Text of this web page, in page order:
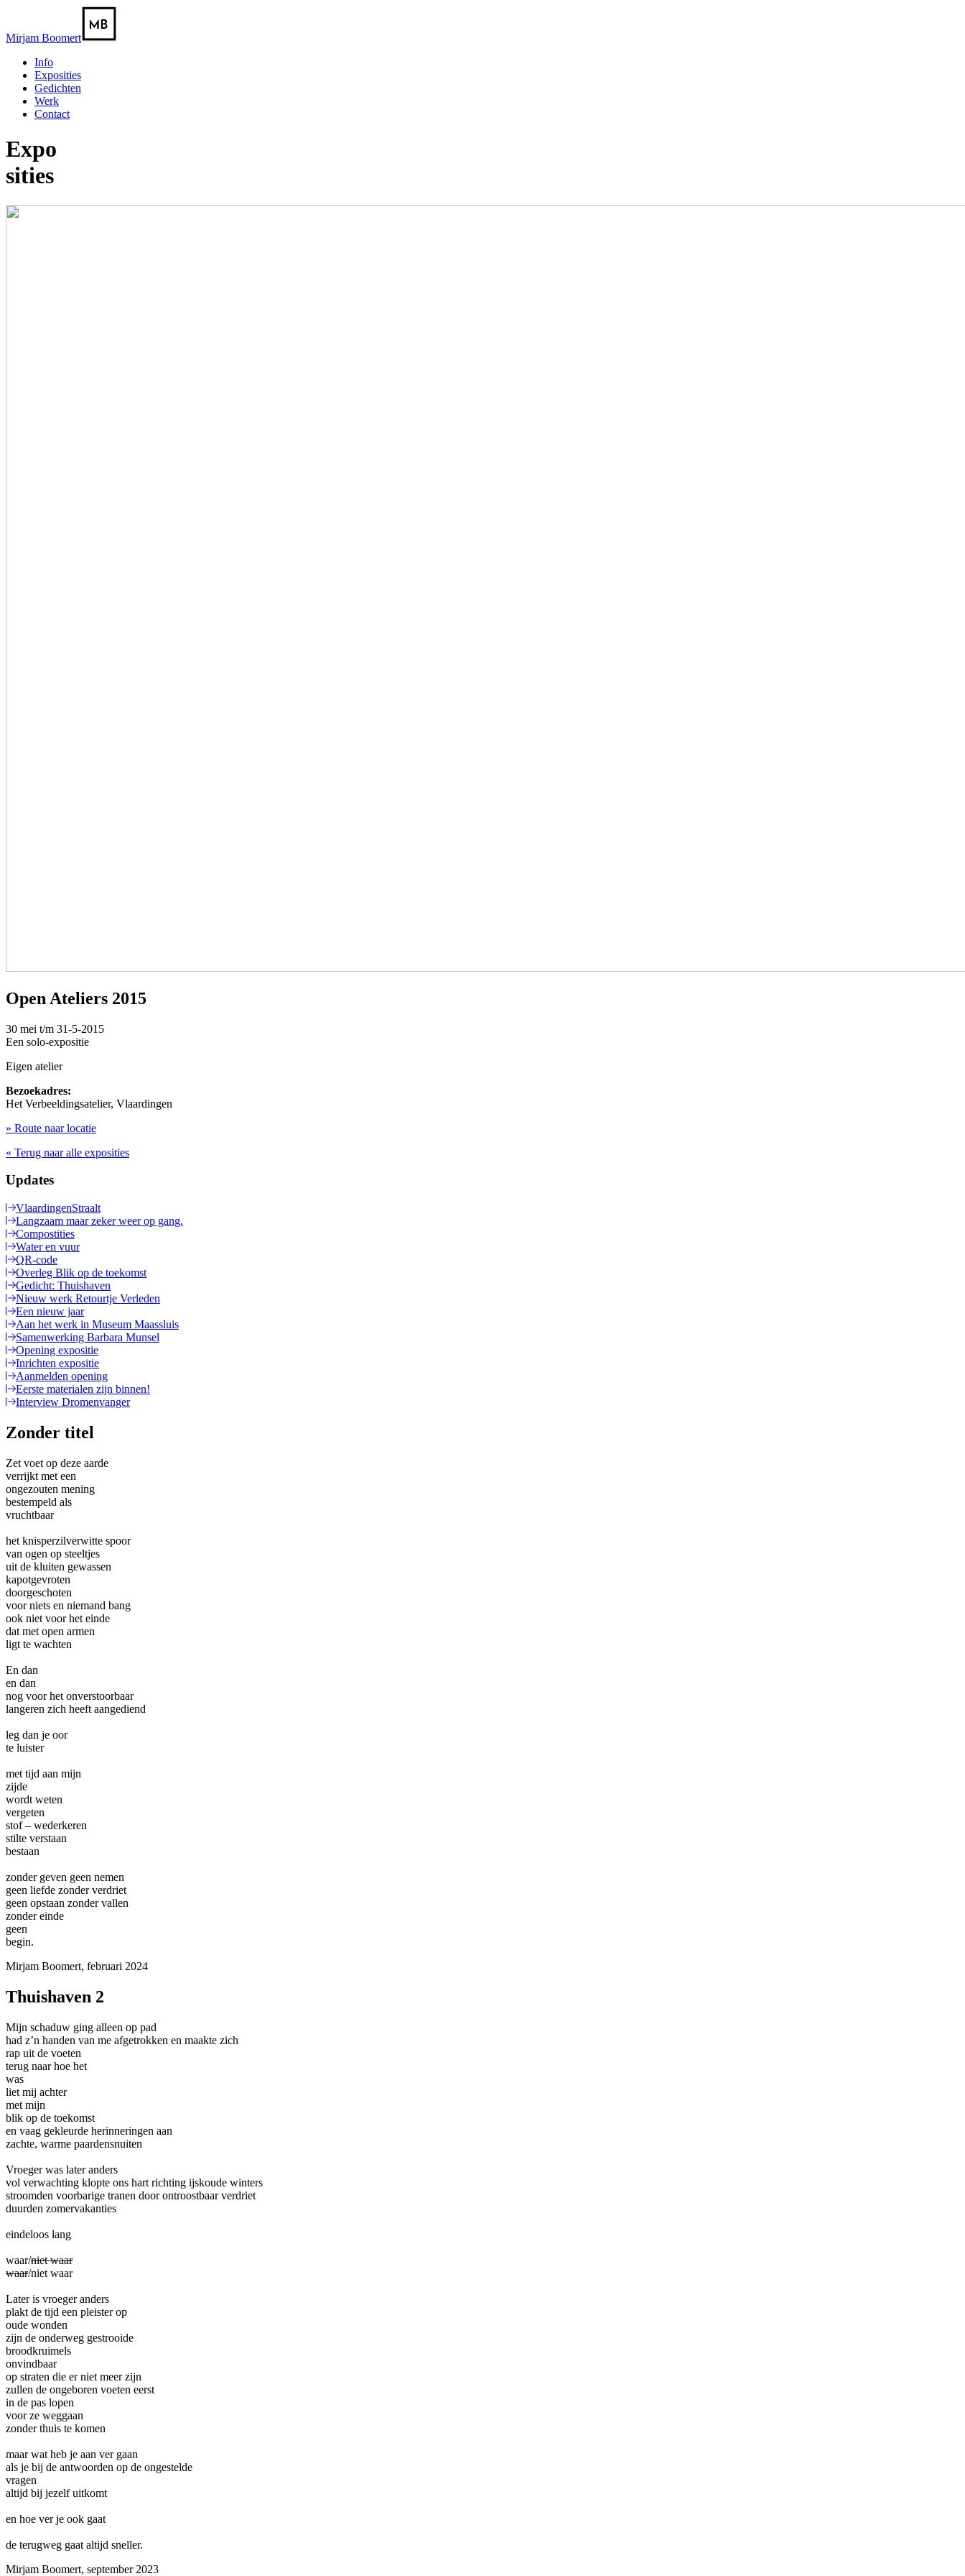
Mirjam Boomert
Info
Exposities
Gedichten
Werk
Contact
Expo
sities
Open Ateliers 2015
30 mei t/m 31-5-2015
Een solo-expositie
Eigen atelier
Bezoekadres:
Het Verbeeldingsatelier, Vlaardingen
» Route naar locatie
« Terug naar alle exposities
Updates
VlaardingenStraalt
Langzaam maar zeker weer op gang.
Compostities
Water en vuur
QR-code
Overleg Blik op de toekomst
Gedicht: Thuishaven
Nieuw werk Retourtje Verleden
Een nieuw jaar
Aan het werk in Museum Maassluis
Samenwerking Barbara Munsel
Opening expositie
Inrichten expositie
Aanmelden opening
Eerste materialen zijn binnen!
Interview Dromenvanger
Zonder titel
Zet voet op deze aarde
verrijkt met een
ongezouten mening
bestempeld als
vruchtbaar
het knisperzilverwitte spoor
van ogen op steeltjes
uit de kluiten gewassen
kapotgevroten
doorgeschoten
voor niets en niemand bang
ook niet voor het einde
dat met open armen
ligt te wachten
En dan
en dan
nog voor het onverstoorbaar
langeren zich heeft aangediend
leg dan je oor
te luister
met tijd aan mijn
zijde
wordt weten
vergeten
stof – wederkeren
stilte verstaan
bestaan
zonder geven geen nemen
geen liefde zonder verdriet
geen opstaan zonder vallen
zonder einde
geen
begin.
Mirjam Boomert, februari 2024
Thuishaven 2
Mijn schaduw ging alleen op pad
had z’n handen van me afgetrokken en maakte zich
rap uit de voeten
terug naar hoe het
was
liet mij achter
met mijn
blik op de toekomst
en vaag gekleurde herinneringen aan
zachte, warme paardensnuiten
Vroeger was later anders
vol verwachting klopte ons hart richting ijskoude winters
stroomden voorbarige tranen door ontroostbaar verdriet
duurden zomervakanties
eindeloos lang
waar/niet waar
waar/niet waar
Later is vroeger anders
plakt de tijd een pleister op
oude wonden
zijn de onderweg gestrooide
broodkruimels
onvindbaar
op straten die er niet meer zijn
zullen de ongeboren voeten eerst
in de pas lopen
voor ze weggaan
zonder thuis te komen
maar wat heb je aan ver gaan
als je bij de antwoorden op de ongestelde
vragen
altijd bij jezelf uitkomt
en hoe ver je ook gaat
de terugweg gaat altijd sneller.
Mirjam Boomert, september 2023